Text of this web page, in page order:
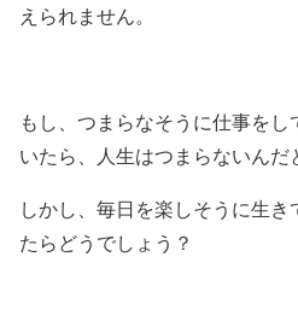
えられません。
もし、つまらなそうに仕事を
いたら、人生はつまらないんだ
しかし、毎日を楽しそうに生
たらどうでしょう？